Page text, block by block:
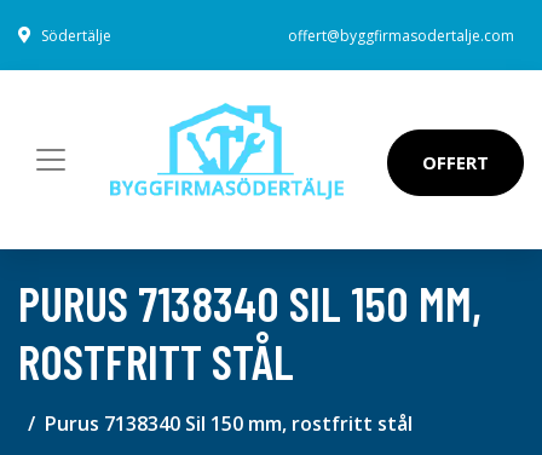
Södertälje offert@byggfirmasodertalje.com
OFFERT
PURUS 7138340 SIL 150 MM,
ROSTFRITT STÅL
Purus 7138340 Sil 150 mm, rostfritt stål